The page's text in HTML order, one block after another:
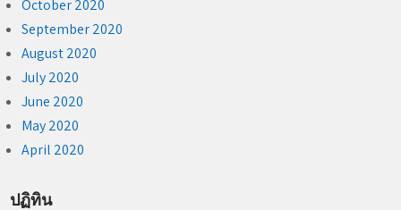
October 2020
September 2020
August 2020
July 2020
June 2020
May 2020
April 2020
ปฏิทิน